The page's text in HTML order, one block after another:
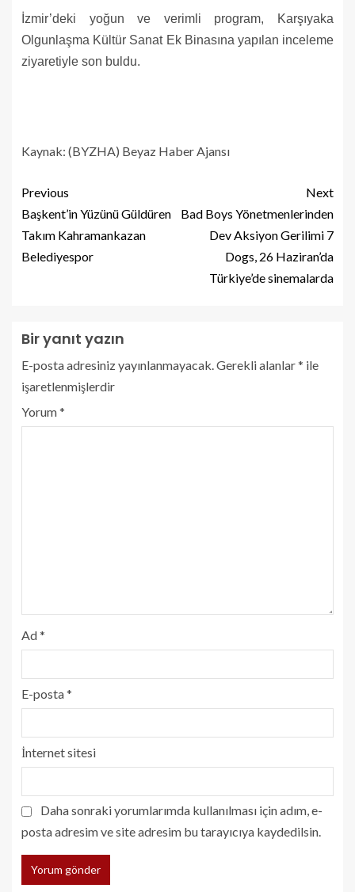
İzmir’deki yoğun ve verimli program, Karşıyaka
Olgunlaşma Kültür Sanat Ek Binasına yapılan inceleme
ziyaretiyle son buldu.
Kaynak: (BYZHA) Beyaz Haber Ajansı
Previous
Başkent’in Yüzünü Güldüren
Takım Kahramankazan
Belediyespor
Next
Bad Boys Yönetmenlerinden
Dev Aksiyon Gerilimi 7
Dogs, 26 Haziran’da
Türkiye’de sinemalarda
Bir yanıt yazın
E-posta adresiniz yayınlanmayacak. Gerekli alanlar* ile
işaretlenmişlerdir
Yorum*
Ad*
E-posta*
İnternet sitesi
Daha sonraki yorumlarımda kullanılması için adım, e-
posta adresim ve site adresim bu tarayıcıya kaydedilsin.